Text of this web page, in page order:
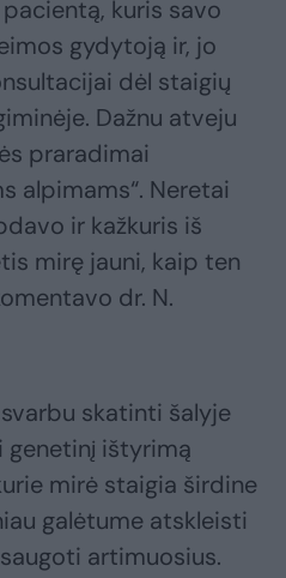
kuris savo
gydytoją ir, jo
dėl staigių
Dažnu atveju
praradimai
alpimams“. Neretai
ir kažkuris iš
mirę jauni, kaip ten
dr. N.
skatinti šalyje
ištyrimą
mirė staigia širdine
galėtume atskleisti
artimuosius.